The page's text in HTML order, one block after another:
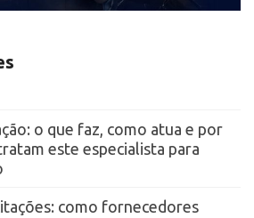
o que faz, como atua e por
este especialista para
como fornecedores